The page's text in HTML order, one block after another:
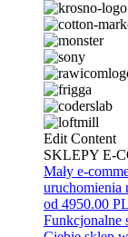
Edit Content
SKLEPY E-
Mały e-
uruchomienia
od 4950.00
Funkcjonalne